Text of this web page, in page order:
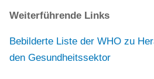
Weiterführende Links
Bebilderte Liste der WHO zu
den Gesundheitssektor